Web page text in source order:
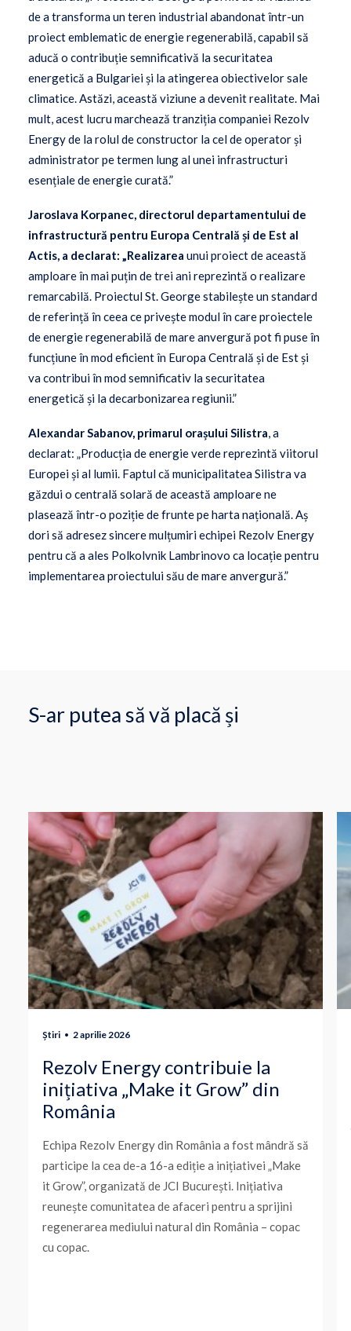
de a transforma un teren industrial abandonat într-un
proiect emblematic de energie regenerabilă, capabil să
aducă o contribuție semnificativă la securitatea
energetică a Bulgariei și la atingerea obiectivelor sale
climatice. Astăzi, această viziune a devenit realitate. Mai
mult, acest lucru marchează tranziția companiei Rezolv
Energy de la rolul de constructor la cel de operator și
administrator pe termen lung al unei infrastructuri
esențiale de energie curată.”
Jaroslava Korpanec, directorul departamentului de
infrastructură pentru Europa Centrală și de Est al
Actis, a declarat: „Realizarea unui proiect de această
amploare în mai puțin de trei ani reprezintă o realizare
remarcabilă. Proiectul St. George stabilește un standard
de referință în ceea ce privește modul în care proiectele
de energie regenerabilă de mare anvergură pot fi puse în
funcțiune în mod eficient în Europa Centrală și de Est și
va contribui în mod semnificativ la securitatea
energetică și la decarbonizarea regiunii.”
Alexandar Sabanov, primarul orașului Silistra, a
declarat: „Producția de energie verde reprezintă viitorul
Europei și al lumii. Faptul că municipalitatea Silistra va
găzdui o centrală solară de această amploare ne
plasează într-o poziție de frunte pe harta națională. Aș
dori să adresez sincere mulțumiri echipei Rezolv Energy
pentru că a ales Polkolvnik Lambrinovo ca locație pentru
implementarea proiectului său de mare anvergură.”
S-ar putea să vă placă și
Știri 2 aprilie 2026
Rezolv Energy contribuie la
inițiativa „Make it Grow” din
România
Echipa Rezolv Energy din România a fost mândră să
participe la cea de-a 16-a ediție a inițiativei „Make
it Grow”, organizată de JCI București. Inițiativa
reunește comunitatea de afaceri pentru a sprijini
regenerarea mediului natural din România – copac
cu copac.